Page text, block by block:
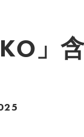
」